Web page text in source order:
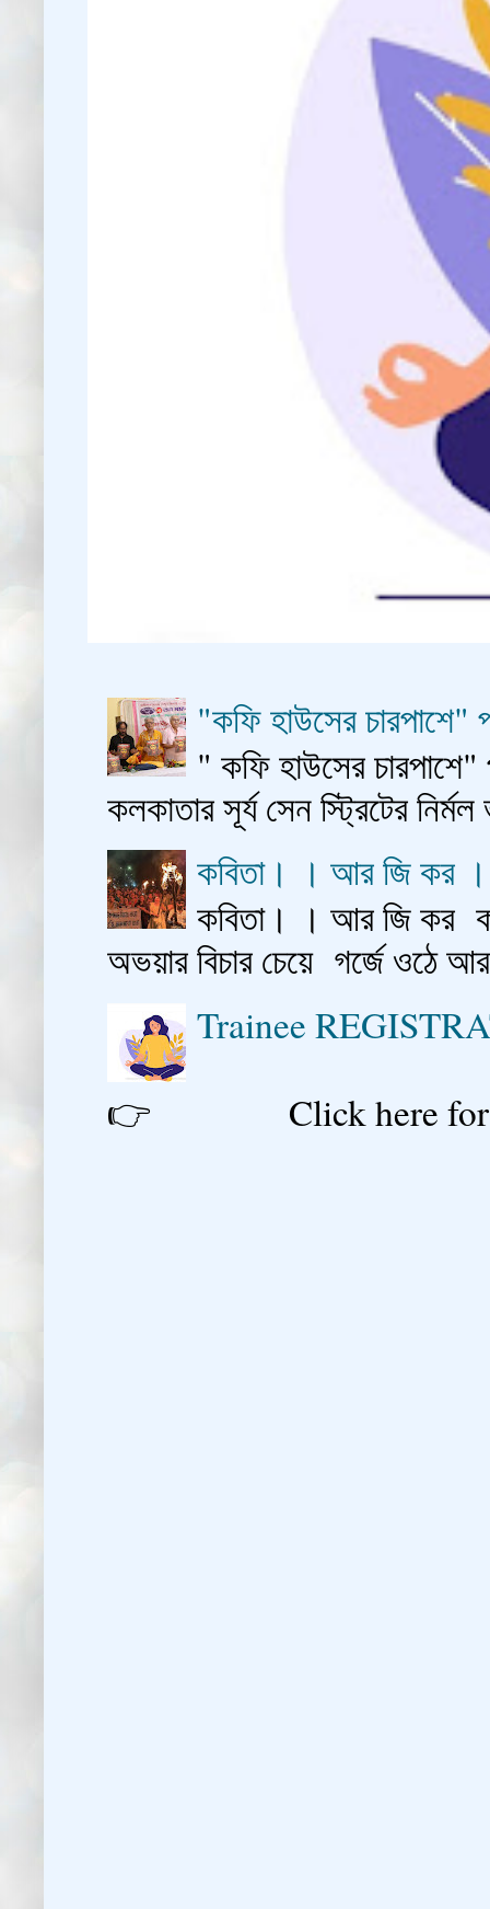
"কফি হাউসের
" কফি হাউসের
কলকাতার সূর্য সেন স্ট্রিটের
কবিতা। । আর জি কর
কবিতা। । আর জি কর
অভয়ার বিচার চেয়ে গর্জে
Trainee
👉 Click here for